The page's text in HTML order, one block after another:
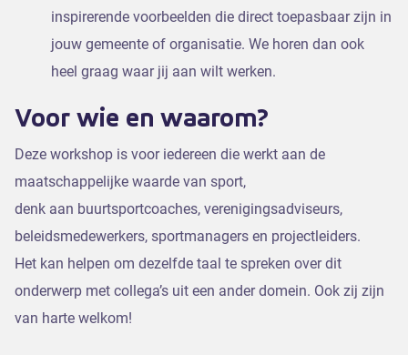
inspirerende voorbeelden die direct toepasbaar zijn in
jouw gemeente of organisatie. We horen dan ook
heel graag waar jij aan wilt werken.
Voor wie en waarom?
Deze workshop is voor iedereen die werkt aan de
maatschappelijke waarde van sport,
denk aan buurtsportcoaches, verenigingsadviseurs,
beleidsmedewerkers, sportmanagers en projectleiders.
Het kan helpen om dezelfde taal te spreken over dit
onderwerp met collega’s uit een ander domein. Ook zij zijn
van harte welkom!